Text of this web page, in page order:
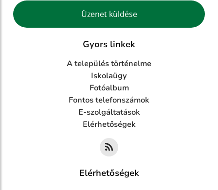
Google reCaptcha Response
Üzenet küldése
Gyors linkek
A település történelme
Iskolaügy
Fotóalbum
Fontos telefonszámok
E-szolgáltatások
Elérhetőségek
Elérhetőségek